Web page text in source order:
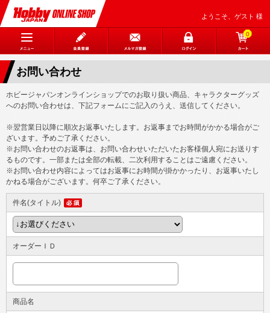
ようこそ、ゲスト 様
0
お問い合わせ
ホビージャパンオンラインショップでのお取り扱い商品、キャラクターグッズ
へのお問い合わせは、下記フォームにご記入のうえ、送信してください。
※翌営業日以降に順次お返事いたします。お返事までお時間がかかる場合がご
ざいます。予めご了承ください。
※お問い合わせのお返事は、お問い合わせいただいたお客様個人宛にお送りす
るものです。一部または全部の転載、二次利用することはご遠慮ください。
※お問い合わせ内容によってはお返事にお時間が掛かかったり、お返事いたし
かねる場合がございます。何卒ご了承ください。
件名(タイトル)
オーダーＩＤ
商品名